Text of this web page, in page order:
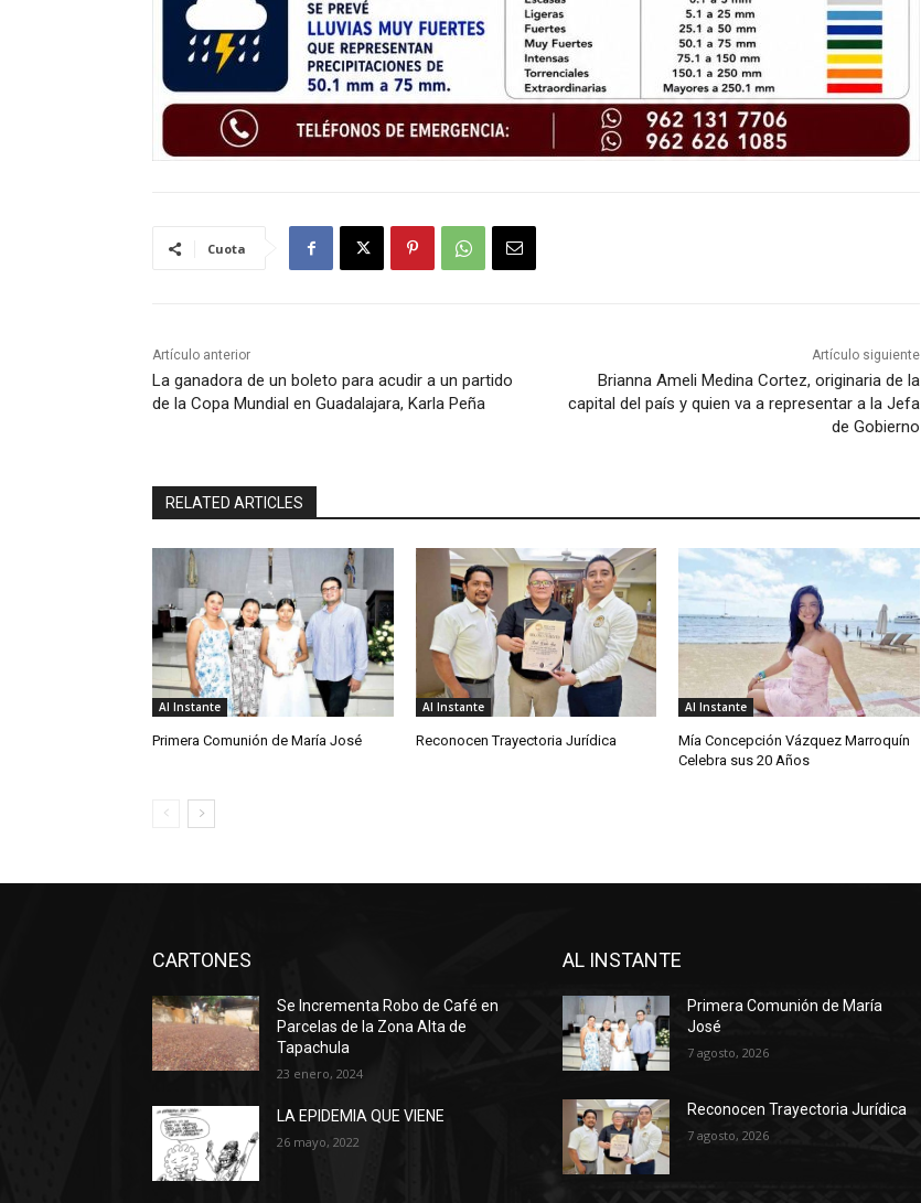
Cuota
Artículo anterior
La ganadora de un boleto para acudir a un partido
de la Copa Mundial en Guadalajara, Karla Peña
Artículo siguiente
Brianna Ameli Medina Cortez, originaria de la
capital del país y quien va a representar a la Jefa
de Gobierno
RELATED ARTICLES
Al Instante
Primera Comunión de María José
Al Instante
Reconocen Trayectoria Jurídica
Al Instante
Mía Concepción Vázquez Marroquín
Celebra sus 20 Años
CARTONES
Se Incrementa Robo de Café en
Parcelas de la Zona Alta de
Tapachula
23 enero, 2024
LA EPIDEMIA QUE VIENE
26 mayo, 2022
AL INSTANTE
Primera Comunión de María
José
7 agosto, 2026
Reconocen Trayectoria Jurídica
7 agosto, 2026